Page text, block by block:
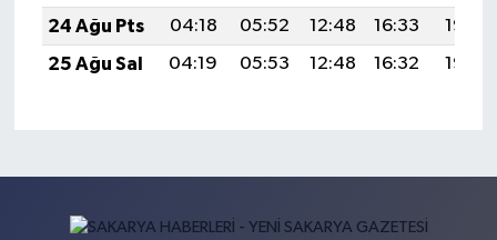
24 Ağu Pts
04:18 05:52 12:48 16:33
19:35
25 Ağu Sal
04:19 05:53 12:48 16:32 19:33